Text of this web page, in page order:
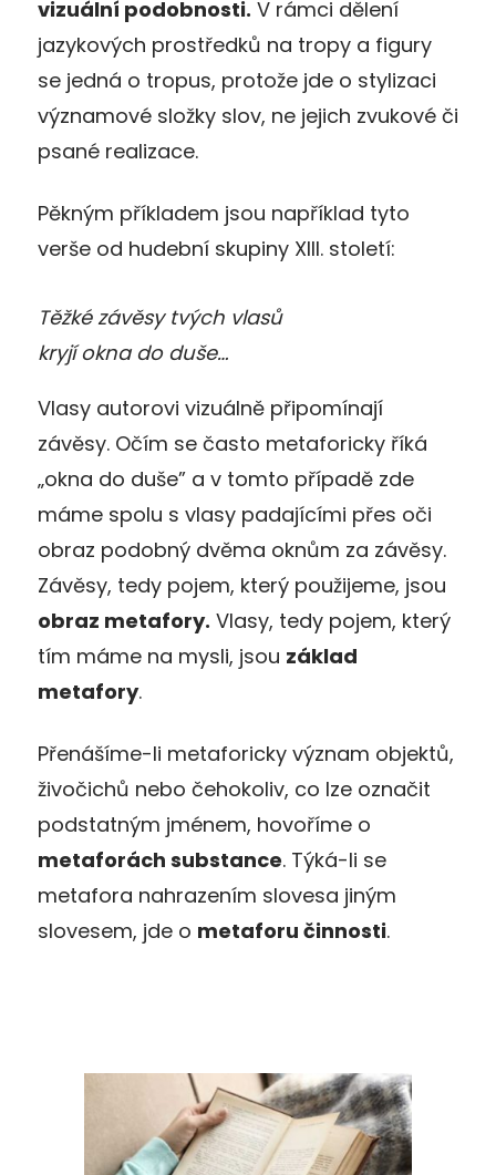
vizuální podobnosti. V rámci dělení
jazykových prostředků na tropy a figury
se jedná o tropus, protože jde o stylizaci
významové složky slov, ne jejich zvukové či
psané realizace.
Pěkným příkladem jsou například tyto
verše od hudební skupiny XIII. století:
Těžké závěsy tvých vlasů
kryjí okna do duše…
Vlasy autorovi vizuálně připomínají
závěsy. Očím se často metaforicky říká
„okna do duše” a v tomto případě zde
máme spolu s vlasy padajícími přes oči
obraz podobný dvěma oknům za závěsy.
Závěsy, tedy pojem, který použijeme, jsou
obraz metafory. Vlasy, tedy pojem, který
tím máme na mysli, jsou základ
metafory.
Přenášíme-li metaforicky význam objektů,
živočichů nebo čehokoliv, co lze označit
podstatným jménem, hovoříme o
metaforách substance. Týká-li se
metafora nahrazením slovesa jiným
slovesem, jde o metaforu činnosti.